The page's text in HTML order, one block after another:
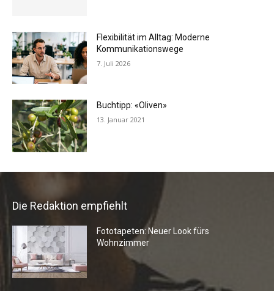
Flexibilität im Alltag: Moderne
Kommunikationswege
7. Juli 2026
Buchtipp: «Oliven»
13. Januar 2021
Die Redaktion empfiehlt
Fototapeten: Neuer Look fürs
Wohnzimmer